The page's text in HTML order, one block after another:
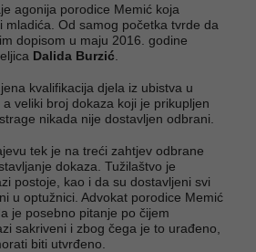
agonija porodice Memić koja
mladića. Od samog početka tvrde da
dopisom u maju 2016. godine
Dalida Burzić
kvalifikacija djela iz ubistva u
veliki broj dokaza koji je prikupljen
nikada nije dostavljen odbrani.
tek je na treći zahtjev odbrane
dokaza. Tužilaštvo je
postoje, kao i da su dostavljeni svi
u optužnici. Advokat porodice Memić
je posebno pitanje po čijem
sakriveni i zbog čega je to urađeno,
biti utvrđeno.